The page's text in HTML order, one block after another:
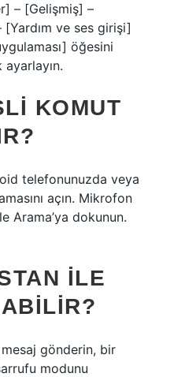
– [Gelişmiş] –
[Yardım ve ses girişi]
öğesini
KOMUT
telefonunuzda veya
açın. Mikrofon
Arama’ya dokunun.
ILE
gönderin, bir
modunu